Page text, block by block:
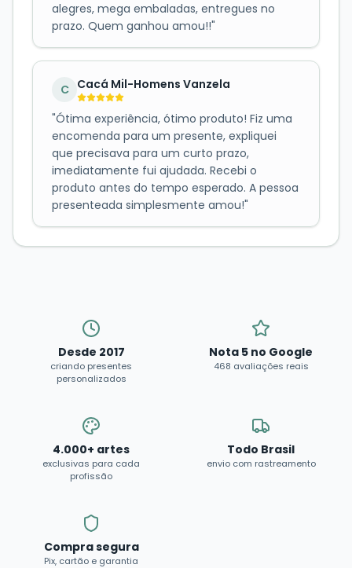
alegres, mega embaladas, entregues no
prazo. Quem ganhou amou!!"
C Cacá Mil-Homens Vanzela
"Ótima experiência, ótimo produto! Fiz uma
encomenda para um presente, expliquei
que precisava para um curto prazo,
imediatamente fui ajudada. Recebi o
produto antes do tempo esperado. A pessoa
presenteada simplesmente amou!"
Desde 2017
criando presentes
personalizados
Nota 5 no Google
468 avaliações reais
4.000+ artes
exclusivas para cada
profissão
Todo Brasil
envio com rastreamento
Compra segura
Pix, cartão e garantia